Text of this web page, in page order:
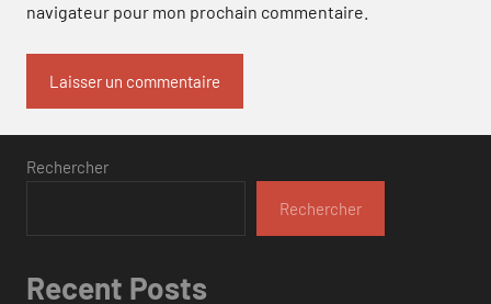
navigateur pour mon prochain commentaire.
Rechercher
Rechercher
Recent Posts